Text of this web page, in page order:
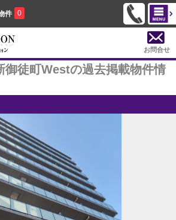
件 0
お問合せ
御徒町Westの過去掲載物件情